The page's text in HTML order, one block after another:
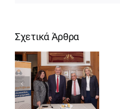
Σχετικά Άρθρα